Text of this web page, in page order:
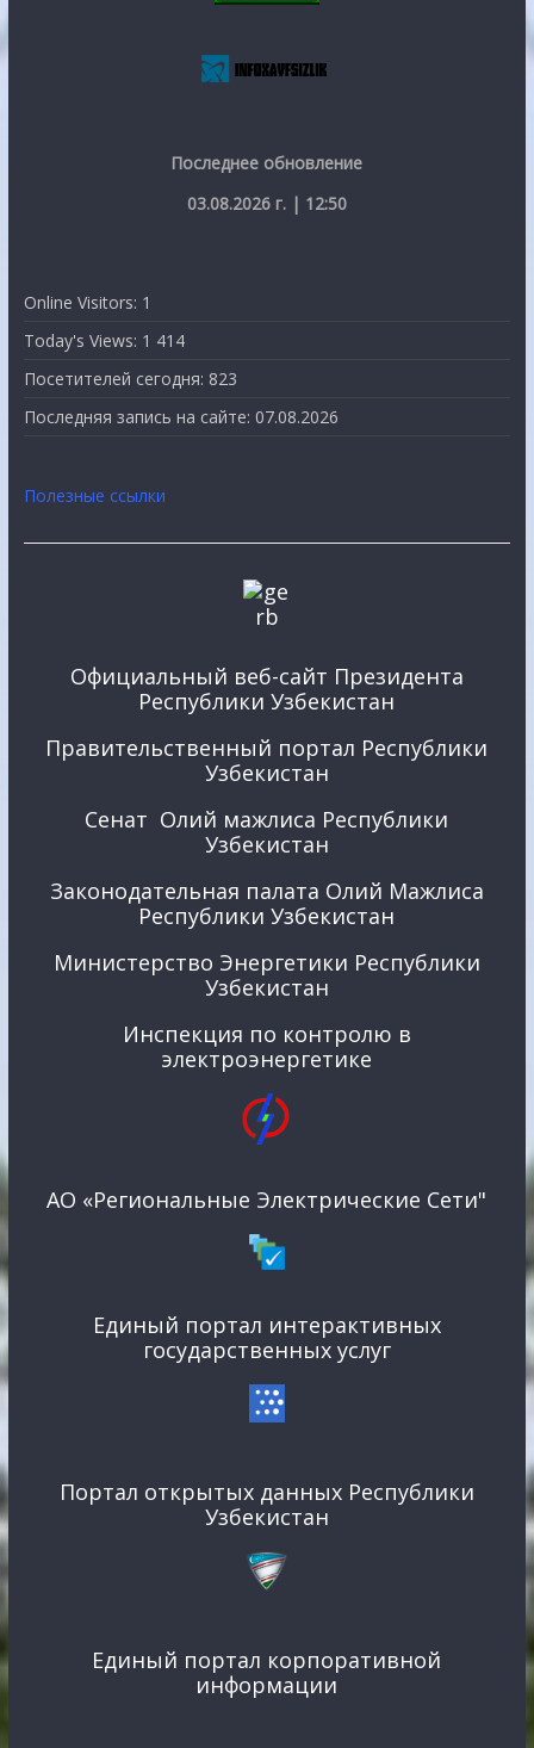
Последнее обновление
03.08.2026 г. | 12:50
Online Visitors: 1
Today's Views: 1 414
Посетителей сегодня: 823
Последняя запись на сайте: 07.08.2026
Полезные ссылки
Официальный веб-сайт Президента
Республики Узбекистан
Правительственный портал Республики
Узбекистан
Сенат Олий мажлиса Республики
Узбекистан
Законодательная палата Олий Мажлиса
Республики Узбекистан
Министерство Энергетики Республики
Узбекистан
Инспекция по контролю в
электроэнергетике
АО «Региональные Электрические Сети"
Единый портал интерактивных
государственных услуг
Портал открытых данных Республики
Узбекистан
Единый портал корпоративной
информации